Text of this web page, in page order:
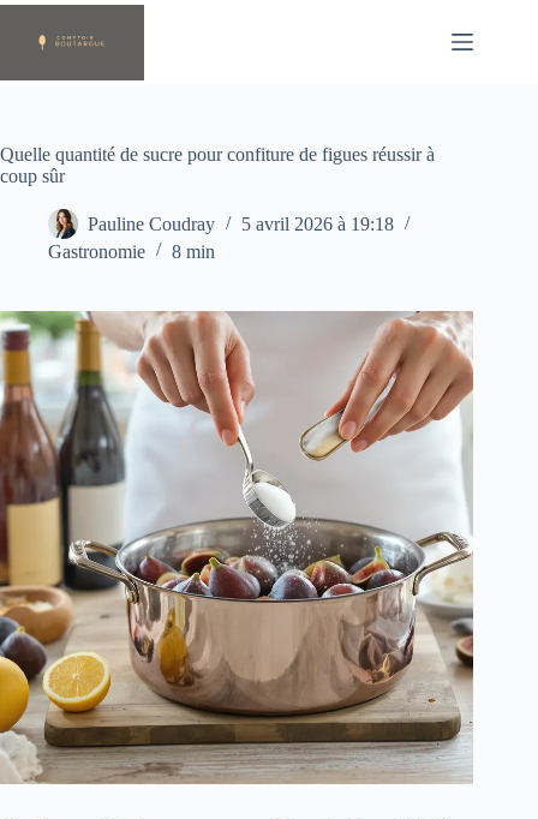
Passer
contenu
Quelle quantité de sucre pour confiture de figues réussir à
coup sûr
Pauline Coudray
5 avril 2026 à 19:18
Gastronomie
8 min